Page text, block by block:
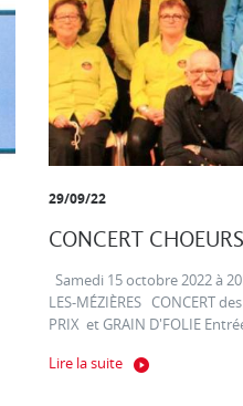
29/09/22
CONCERT
Samedi 15 octobre 2022 à
LES-MÉZIÈRES CONCERT
PRIX et GRAIN D'FOLIE
Lire la suite